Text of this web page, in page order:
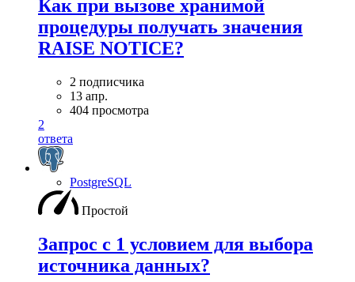
Как при вызове хранимой
процедуры получать значения
RAISE NOTICE?
2 подписчика
13 апр.
404 просмотра
2
ответа
PostgreSQL
Простой
Запрос с 1 условием для выбора
источника данных?